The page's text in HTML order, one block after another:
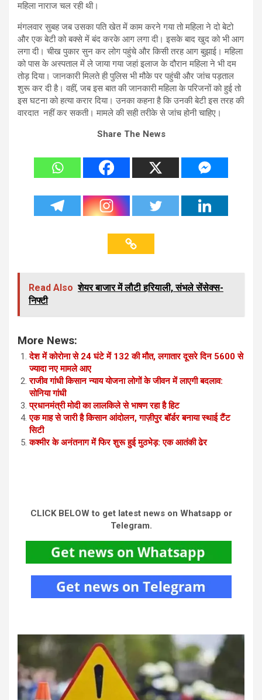
महिला नाराज चल रही थी।
मंगलवार सुबह जब उसका पति खेत में काम करने गया तो महिला ने दो बेटो
और एक बेटी को बक्से में बंद करके आग लगा दी। इसके बाद खुद को भी आग
लगा दी। चीख पुकार सुन कर लोग पहुंचे और किसी तरह आग बुझाई। महिला
को पास के अस्पताल में ले जाया गया जहां इलाज के दौरान महिला ने भी दम
तोड़ दिया। जानकारी मिलते ही पुलिस भी मौके पर पहुंची और जांच पड़ताल
शुरू कर दी है। वहीं, जब इस बात की जानकारी महिला के परिजनों को हुई तो
इस घटना को हत्या करार दिया। उनका कहना है कि उनकी बेटी इस तरह की
वारदात नहीं कर सकती। मामले की सही तरीके से जांच होनी चाहिए।
Share The News
Read Also शेयर बाजार में लौटी हरियाली, संभले सेंसेक्स-
निफ्टी
More News:
देश में कोरोना से 24 घंटे में 132 की मौत, लगातार दूसरे दिन 5600 से
ज्यादा नए मामले आए
राजीव गांधी किसान न्याय योजना लोगों के जीवन में लाएगी बदलाव:
सोनिया गांधी
प्रधानमंत्री मोदी का लालकिले से भाषण रहा है हिट
एक माह से जारी है किसान आंदोलन, गाज़ीपुर बॉर्डर बनाया स्थाई टैंट
सिटी
कश्मीर के अनंतनाग में फिर शुरू हुई मुठभेड़: एक आतंकी ढेर
CLICK BELOW to get latest news on Whatsapp or
Telegram.